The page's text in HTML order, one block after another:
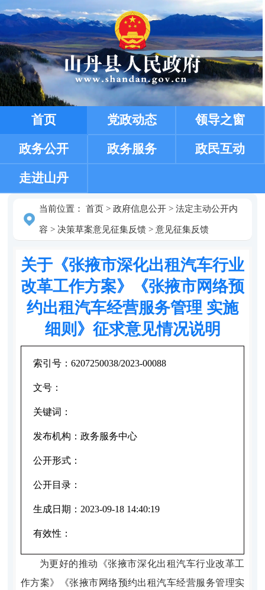
首页 党政动态 领导之窗
政务公开 政务服务 政民互动
走进山丹
当前位置： 首页> 政府信息公开> 法定主动公开内
容 > 决策草案意见征集反馈> 意见征集反馈
关于《张掖市深化出租汽车行业
改革工作方案》《张掖市网络预
约出租汽车经营服务管理 实施
细则》征求意见情况说明
索引号： 6207250038/2023-00088
文号：
关键词：
发布机构： 政务服务中心
公开形式：
公开目录：
生成日期： 2023-09-18 14:40:19
有效性：
为更好的推动《张掖市深化出租汽车行业改革工
作方案》《张掖市网络预约出租汽车经营服务管理实